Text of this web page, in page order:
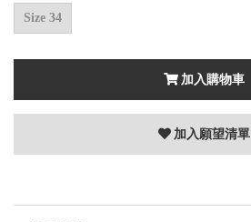
Size 34
加入購物車
加入願望清單